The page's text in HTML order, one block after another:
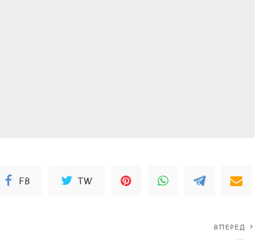
FB TW
ВПЕРЕД